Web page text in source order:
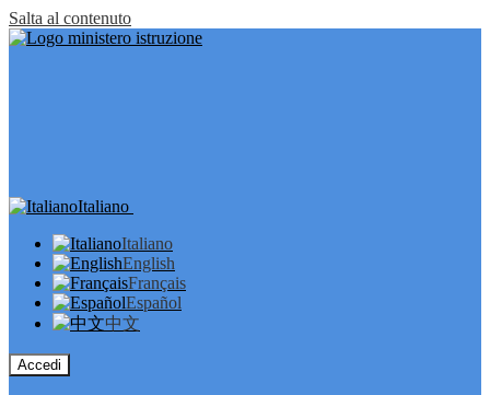
Salta al contenuto
Italiano
Italiano
English
Français
Español
中文
Accedi